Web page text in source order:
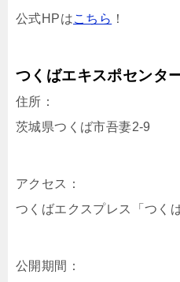
公式HPはこちら ！
つくばエキスポセンタ
住所：
茨城県つくば市吾妻2-9
アクセス：
つくばエクスプレス「つく
公開期間：